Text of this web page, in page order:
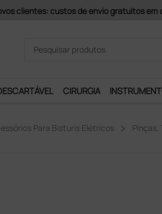
Pagamentos Seguros
CIRURGIA
Para Bisturis Elétricos Pinças,